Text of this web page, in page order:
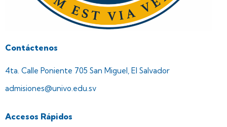
Contáctenos
4ta. Calle Poniente 705 San Miguel, El Salvador
admisiones@univo.edu.sv
Accesos Rápidos